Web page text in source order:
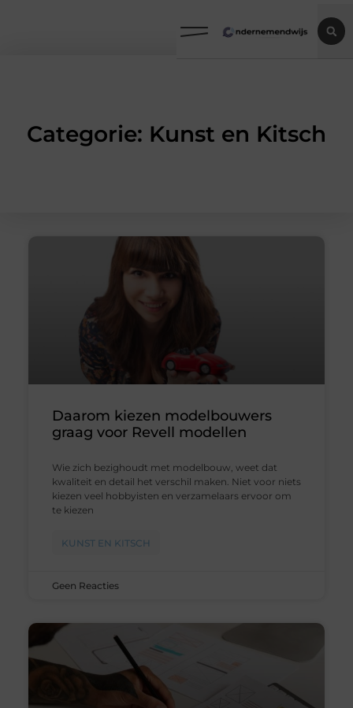
Categorie: Kunst en Kitsch
Daarom kiezen modelbouwers
graag voor Revell modellen
Wie zich bezighoudt met modelbouw, weet dat
kwaliteit en detail het verschil maken. Niet voor niets
kiezen veel hobbyisten en verzamelaars ervoor om
te kiezen
KUNST EN KITSCH
Geen Reacties